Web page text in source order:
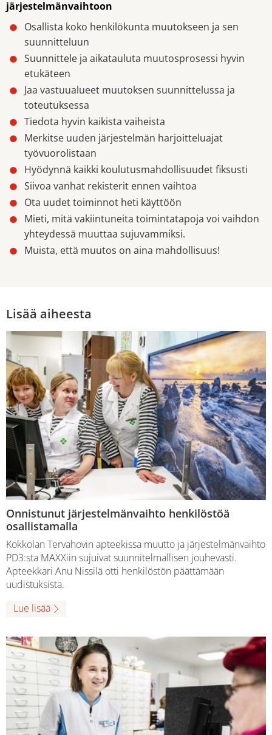
järjestelmänvaihtoon
Osallista koko henkilökunta muutokseen ja sen
suunnitteluun
Suunnittele ja aikatauluta muutosprosessi hyvin
etukäteen
Jaa vastuualueet muutoksen suunnittelussa ja
toteutuksessa
Tiedota hyvin kaikista vaiheista
Merkitse uuden järjestelmän harjoitteluajat
työvuorolistaan
Hyödynnä kaikki koulutusmahdollisuudet fiksusti
Siivoa vanhat rekisterit ennen vaihtoa
Ota uudet toiminnot heti käyttöön
Mieti, mitä vakiintuneita toimintatapoja voi vaihdon
yhteydessä muuttaa sujuvammiksi.
Muista, että muutos on aina mahdollisuus!
Lisää aiheesta
Onnistunut järjestelmänvaihto henkilöstöä
osallistamalla
Kokkolan Tervahovin apteekissa muutto ja järjestelmänvaihto
PD3:sta MAXXiin sujuivat suunnitelmallisen jouhevasti.
Apteekkari Anu Nissilä otti henkilöstön päättämään
uudistuksista.
Lue lisää